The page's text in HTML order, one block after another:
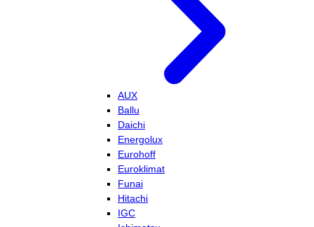
AUX
Ballu
Daichi
Energolux
Eurohoff
Euroklimat
Funai
Hitachi
IGC